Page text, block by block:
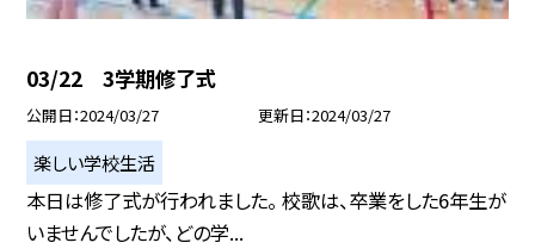
03/22 3学期修了式
公開日 2024/03/27 更新日 2024/03/27
楽しい学校生活
本日は修了式が行われました。 校歌は、卒業をした6年生が
いませんでしたが、どの学...